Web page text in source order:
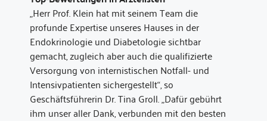
„Herr Prof. Klein hat mit seinem Team die
profunde Expertise unseres Hauses in der
Endokrinologie und Diabetologie sichtbar
gemacht, zugleich aber auch die qualifizierte
Versorgung von internistischen Notfall- und
Intensivpatienten sichergestellt“, so
Geschäftsführerin Dr. Tina Groll. „Dafür gebührt
ihm unser aller Dank, verbunden mit den besten